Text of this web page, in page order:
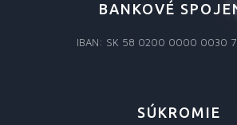
BANKOVÉ
IBAN: SK 58 0200 0000 0030
SÚKROMIE